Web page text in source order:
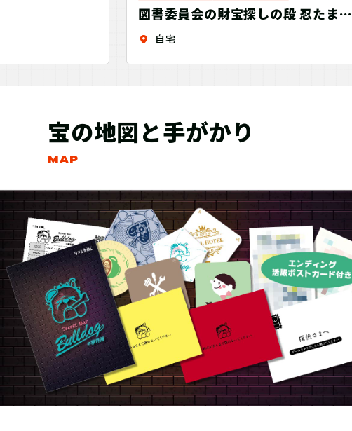
図書委員会の財宝探しの段 忍たま乱
太郎 シゲキの砦大活劇
自宅
宝の地図と手がかり